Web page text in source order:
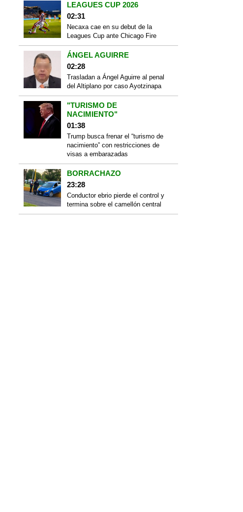
LEAGUES CUP 2026
02:31
Necaxa cae en su debut de la
Leagues Cup ante Chicago Fire
ÁNGEL AGUIRRE
02:28
Trasladan a Ángel Aguirre al penal
del Altiplano por caso Ayotzinapa
"TURISMO DE
NACIMIENTO"
01:38
Trump busca frenar el “turismo de
nacimiento” con restricciones de
visas a embarazadas
BORRACHAZO
23:28
Conductor ebrio pierde el control y
termina sobre el camellón central